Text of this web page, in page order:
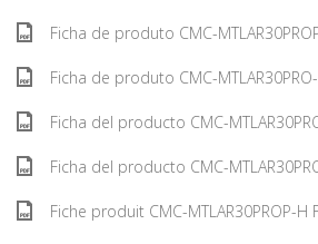
Ficha de produto CMC-
Ficha de produto CMC-
Ficha del producto CMC-
Ficha del producto CMC-
Fiche produit CMC-MTLAR30PROP-H